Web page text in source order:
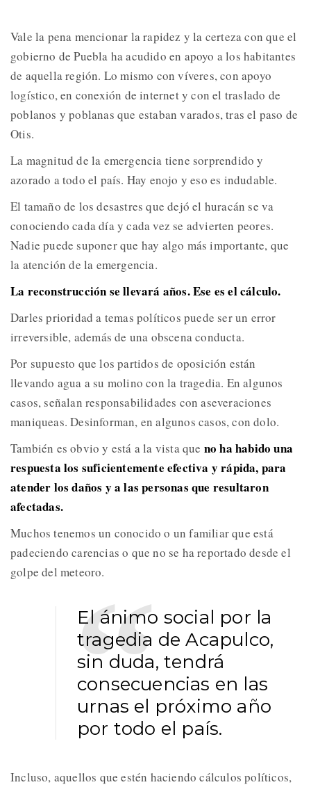
Vale la pena mencionar la rapidez y la certeza con que el
gobierno de Puebla ha acudido en apoyo a los habitantes
de aquella región. Lo mismo con víveres, con apoyo
logístico, en conexión de internet y con el traslado de
poblanos y poblanas que estaban varados, tras el paso de
Otis.
La magnitud de la emergencia tiene sorprendido y
azorado a todo el país. Hay enojo y eso es indudable.
El tamaño de los desastres que dejó el huracán se va
conociendo cada día y cada vez se advierten peores.
Nadie puede suponer que hay algo más importante, que
la atención de la emergencia.
La reconstrucción se llevará años. Ese es el cálculo.
Darles prioridad a temas políticos puede ser un error
irreversible, además de una obscena conducta.
Por supuesto que los partidos de oposición están
llevando agua a su molino con la tragedia. En algunos
casos, señalan responsabilidades con aseveraciones
maniqueas. Desinforman, en algunos casos, con dolo.
También es obvio y está a la vista que no ha habido una
respuesta los suficientemente efectiva y rápida, para
atender los daños y a las personas que resultaron
afectadas.
Muchos tenemos un conocido o un familiar que está
padeciendo carencias o que no se ha reportado desde el
golpe del meteoro.
El ánimo social por la
tragedia de Acapulco,
sin duda, tendrá
consecuencias en las
urnas el próximo año
por todo el país.
Incluso, aquellos que estén haciendo cálculos políticos,